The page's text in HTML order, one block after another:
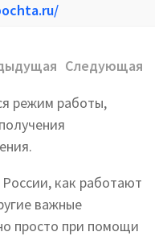
Следующая
режим работы,
как работают
важные
просто при помощи